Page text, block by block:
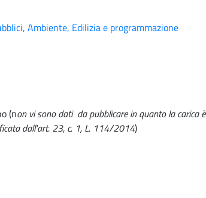
Ambiente, Edilizia e programmazione
(non vi sono dati da pubblicare in quanto la carica è
dall'art. 23, c. 1, L. 114/2014)